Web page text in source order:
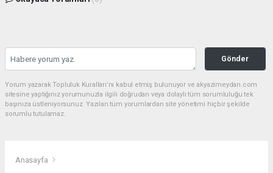
Gönder
Yorum yazarak Topluluk Kuralları’nı kabul etmiş bulunuyor ve akyazimeydan.com
sitesine yaptığınız yorumunuzla ilgili doğrudan veya dolaylı tüm sorumluluğu tek
başınıza üstleniyorsunuz. Yazılan tüm yorumlardan site yönetimi hiçbir şekilde
sorumlu tutulamaz.
Anasayfa